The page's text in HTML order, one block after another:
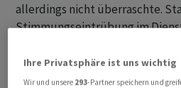
allerdings nicht überraschte.
Stimmungseintrübung im
worden, aber noch liege der
Expansionsschwelle,
Ihre Privatsphäre ist uns wichtig
Wir und unsere 293-Partner speichern und